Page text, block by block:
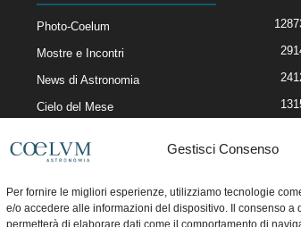
Gestisci Consenso
Per fornire le migliori esperienze, utilizziamo tecnologie
e/o accedere alle informazioni del dispositivo. Il consenso a
permetterà di elaborare dati come il comportamento di
Photo-Coelum
Mostre e Incontri
News di Astronomia
Cielo del Mese
Articoli e Risorse On-Line
Il Blog della Redazione